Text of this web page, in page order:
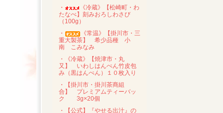
・
《冷蔵》【松崎町・わ
たなべ】刻みおろしわさび
（100g）
・
《常温》【掛川市・三
重大製茶】 希少品種 小
南 こみなみ
・《冷蔵》【焼津市・丸
又】 いわしはんぺん竹皮包
み（黒はんぺん）１０枚入り
・【掛川市・掛川茶商組
合】 プレミアムティーバッ
ク 3g×20個
・【公式】『やせる出汁』の